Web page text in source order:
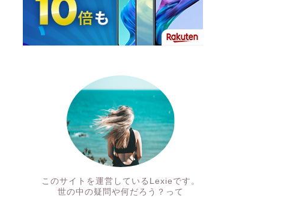
このサイトを運営しているLexieです。
世の中の疑問や何だろう？って